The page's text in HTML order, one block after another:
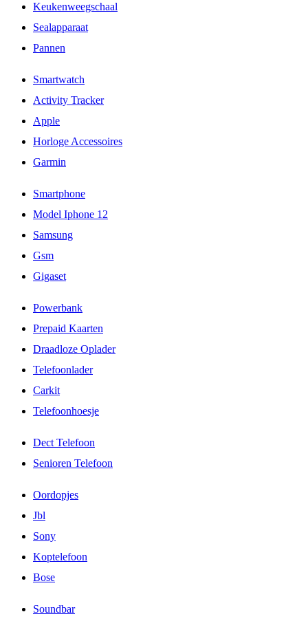
Keukenweegschaal
Sealapparaat
Pannen
Smartwatch
Activity Tracker
Apple
Horloge Accessoires
Garmin
Smartphone
Model Iphone 12
Samsung
Gsm
Gigaset
Powerbank
Prepaid Kaarten
Draadloze Oplader
Telefoonlader
Carkit
Telefoonhoesje
Dect Telefoon
Senioren Telefoon
Oordopjes
Jbl
Sony
Koptelefoon
Bose
Soundbar